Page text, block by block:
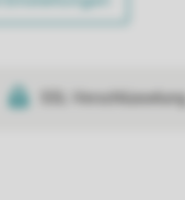
SSL-Verschlüsselung